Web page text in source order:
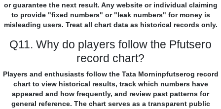
or guarantee the next result. Any website or individual claiming
to provide "fixed numbers" or "leak numbers" for money is
misleading users. Treat all chart data as historical records only.
Q11. Why do players follow the Pfutsero
record chart?
Players and enthusiasts follow the Tata Morninpfutserog record
chart to view historical results, track which numbers have
appeared and how frequently, and review past patterns for
general reference. The chart serves as a transparent public